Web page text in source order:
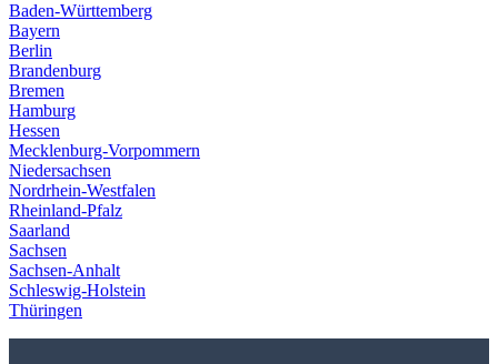
Baden-Württemberg
Bayern
Berlin
Brandenburg
Bremen
Hamburg
Hessen
Mecklenburg-Vorpommern
Niedersachsen
Nordrhein-Westfalen
Rheinland-Pfalz
Saarland
Sachsen
Sachsen-Anhalt
Schleswig-Holstein
Thüringen